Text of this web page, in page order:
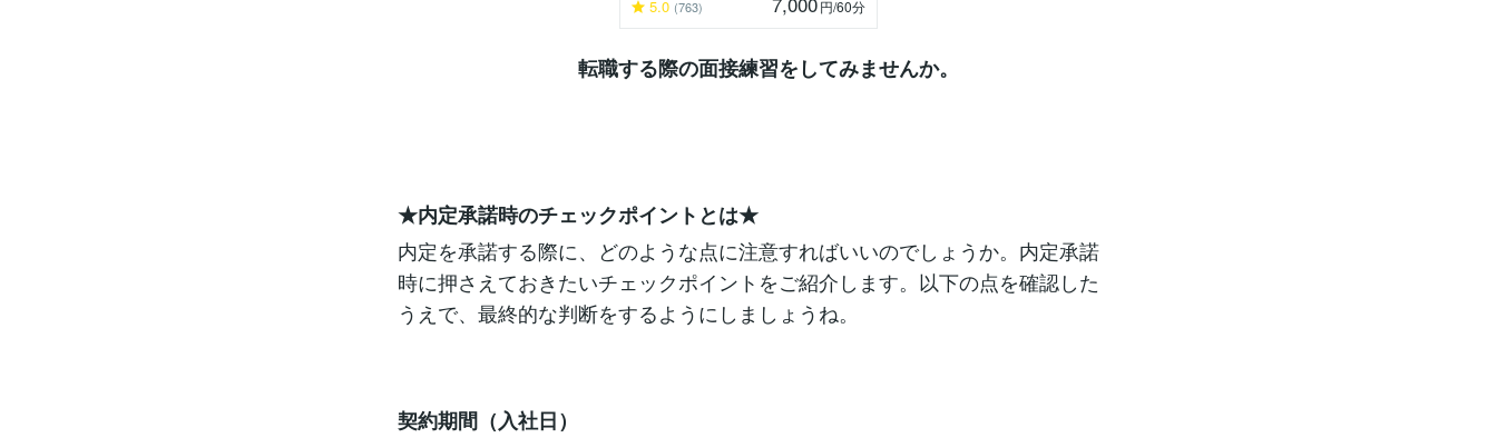
5.0 (763) 円/60分
転職する際の面接練習をしてみませんか。
★内定承諾時のチェックポイントとは★
内定を承諾する際に、どのような点に注意すればいいのでしょうか。内定承諾
時に押さえておきたいチェックポイントをご紹介します。以下の点を確認した
うえで、最終的な判断をするようにしましょうね。
契約期間（入社日）